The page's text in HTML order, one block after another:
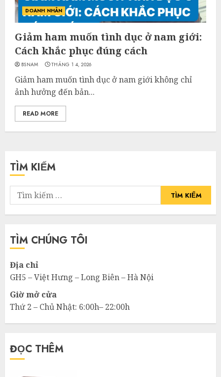
DOANH NHÂN
Giảm ham muốn tình dục ở nam giới:
Cách khắc phục đúng cách
BSNAM THÁNG 1 4, 2026
Giảm ham muốn tình dục ở nam giới không chỉ
ảnh hưởng đến bản...
READ MORE
TÌM KIẾM
Tìm
kiếm
cho:
TÌM CHÚNG TÔI
Địa chỉ
GH5 – Việt Hưng – Long Biên – Hà Nội
Giờ mở cửa
Thứ 2 – Chủ Nhật: 6:00h– 22:00h
ĐỌC THÊM